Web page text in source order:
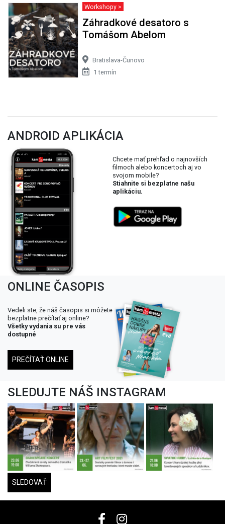
Workshopy >
Záhradkové desatoro s
Tomášom Abelom
Bratislava-Čunovo
1 termín
ANDROID APLIKÁCIA
Chcete mať prehľad o najnovších
filmoch alebo koncertoch aj vo
svojom mobile?
Stiahnite si bezplatne našu
aplikáciu.
ONLINE ČASOPIS
Vedeli ste, že náš časopis si môžete
bezplatne prečítať aj online?
Všetky vydania su pre vás
dostupné
PREČÍTAŤ ONLINE
SLEDUJTE NÁŠ INSTAGRAM
SLEDOVAŤ